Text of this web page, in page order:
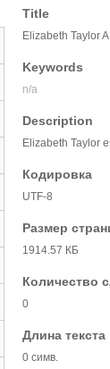
Title
Elizabeth Taylor
Keywords
n/a
Description
Elizabeth Taylor
Кодировка
UTF-8
Размер
1914.57 КБ
Количество
0
Длина
0 симв.